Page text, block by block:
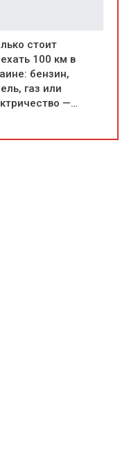
стоит
100 км в
бензин,
газ или
—…